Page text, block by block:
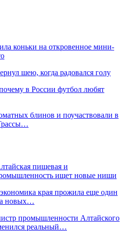
коньки на откровенное мини-
шею, когда радовался голу
в России футбол любят
блинов и поучаствовали в
пищевая и
ищет новые ниши
края прожила еще один
новых…
промышленности Алтайского
реальный…